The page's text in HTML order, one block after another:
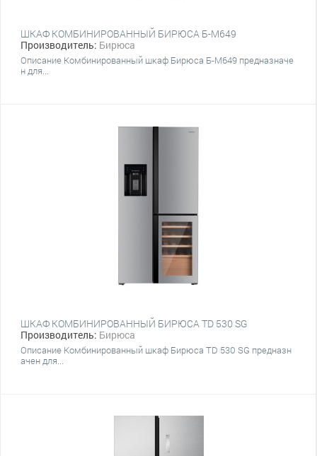
ШКАФ КОМБИНИРОВАННЫЙ БИРЮСА Б-M649
Производитель: Бирюса
Описание Комбинированный шкаф Бирюса Б-M649 предназначе
н для...
ШКАФ КОМБИНИРОВАННЫЙ БИРЮСА TD 530 SG
Производитель: Бирюса
Описание Комбинированный шкаф Бирюса TD 530 SG предназн
ачен для...